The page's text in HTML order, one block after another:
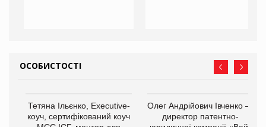
ОСОБИСТОСТІ
Тетяна Ільєнко, Executive-
коуч, сертифікований коуч
Олег Андрійович Івченко —
директор патентно-